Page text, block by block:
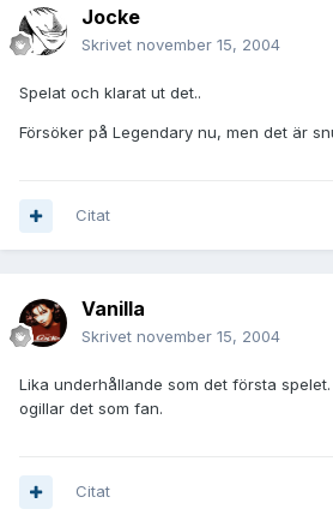
Jocke
Skrivet november 15, 2004
Spelat och klarat ut det..
Försöker på Legendary nu, men det är
Citat
Vanilla
Skrivet november 15, 2004
Lika underhållande som det första
ogillar det som fan.
Citat